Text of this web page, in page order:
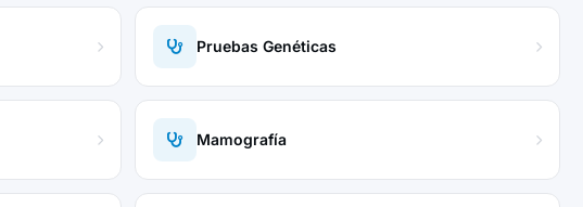
Pruebas Genéticas
Mamografía